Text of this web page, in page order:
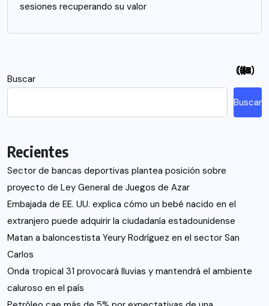
sesiones recuperando su valor
Buscar
Buscar
Recientes
Sector de bancas deportivas plantea posición sobre
proyecto de Ley General de Juegos de Azar
Embajada de EE. UU. explica cómo un bebé nacido en el
extranjero puede adquirir la ciudadanía estadounidense
Matan a baloncestista Yeury Rodríguez en el sector San
Carlos
Onda tropical 31 provocará lluvias y mantendrá el ambiente
caluroso en el país
(5)
(26)
(21)
(12)
(7)
(94)
(48)
(115)
(26)
(18)
(2)
(6)